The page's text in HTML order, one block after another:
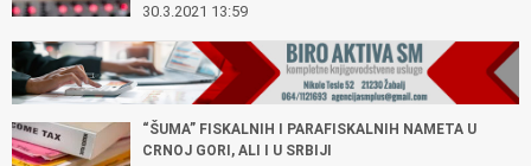
30.3.2021 13:59
“ŠUMA” FISKALNIH I PARAFISKALNIH NAMETA U
CRNOJ GORI, ALI I U SRBIJI